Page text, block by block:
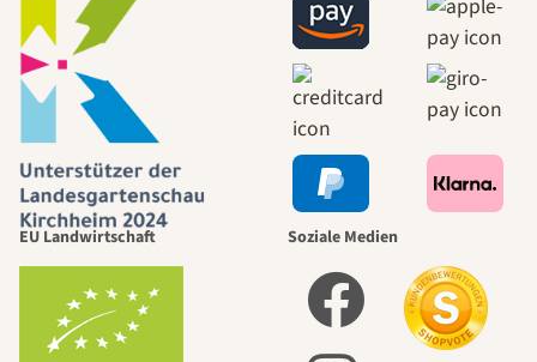
EU Landwirtschaft Soziale Medien